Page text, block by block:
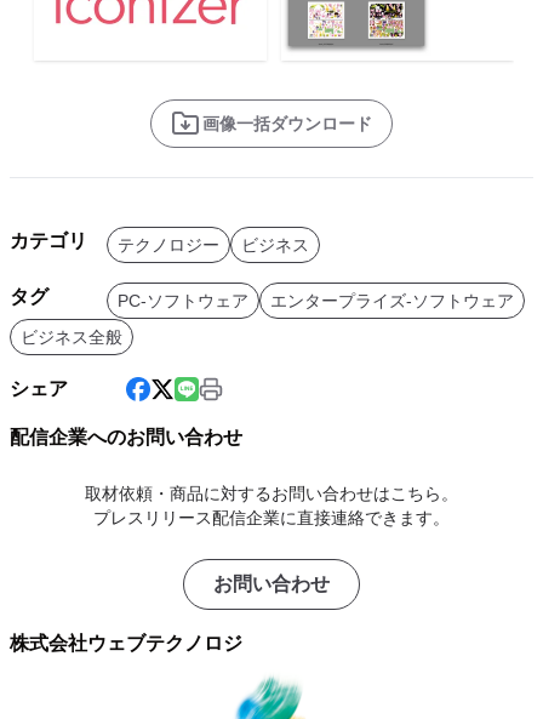
画像一括ダウンロード
カテゴリ テクノロジー ビジネス
タグ PC-ソフトウェア
エンタープライズ-ソフトウェア
ビジネス全般
シェア
配信企業へのお問い合わせ
取材依頼・商品に対するお問い合わせはこちら。
プレスリリース配信企業に直接連絡できます。
お問い合わせ
株式会社ウェブテクノロジ